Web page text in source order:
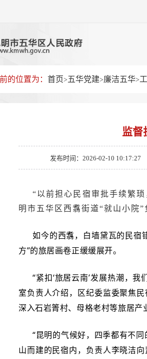
的位置为： 首页> 五华党建>廉洁五华>
监督
发布时间：2026-02-10 10:17:27
“以前担心民宿审批手续繁
明市五华区西翥街道“就山小院
如今的西翥，白墙黛瓦的民宿
方”的旅居画卷正缓缓展开。
“紧扣‘旅居云南’发展热潮，
室负责人介绍，区纪委监委聚焦
深入石岩箐村、母格老村等旅居产
“昆明的气候好，四季都有不
山而建的民宿内，负责人李晓洁